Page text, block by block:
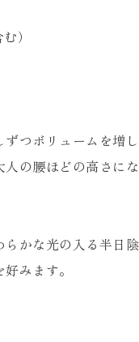
）
つボリュームを増し
の腰ほどの高さにな
かな光の入る半日陰
みます。